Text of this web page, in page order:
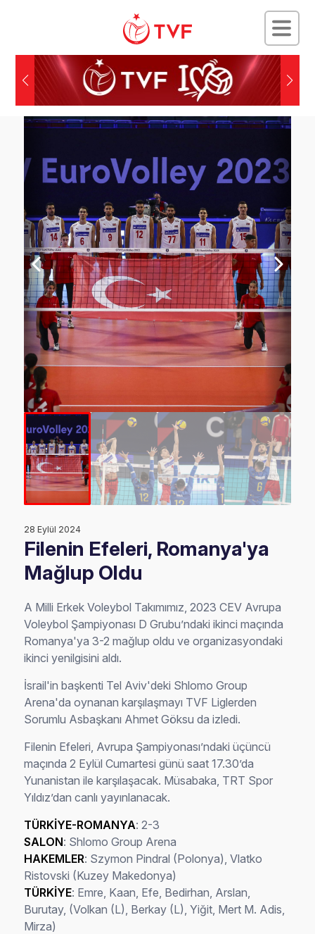
28 Eylül 2024
Filenin Efeleri, Romanya'ya
Mağlup Oldu
A Milli Erkek Voleybol Takımımız, 2023 CEV Avrupa
Voleybol Şampiyonası D Grubu’ndaki ikinci maçında
Romanya'ya 3-2 mağlup oldu ve organizasyondaki
ikinci yenilgisini aldı.
İsrail'in başkenti Tel Aviv'deki Shlomo Group
Arena'da oynanan karşılaşmayı TVF Liglerden
Sorumlu Asbaşkanı Ahmet Göksu da izledi.
Filenin Efeleri, Avrupa Şampiyonası’ndaki üçüncü
maçında 2 Eylül Cumartesi günü saat 17.30’da
Yunanistan ile karşılaşacak. Müsabaka, TRT Spor
Yıldız’dan canlı yayınlanacak.
TÜRKİYE-ROMANYA: 2-3
SALON: Shlomo Group Arena
HAKEMLER: Szymon Pindral (Polonya), Vlatko
Ristovski (Kuzey Makedonya)
TÜRKİYE: Emre, Kaan, Efe, Bedirhan, Arslan,
Burutay, (Volkan (L), Berkay (L), Yiğit, Mert M. Adis,
Mirza)